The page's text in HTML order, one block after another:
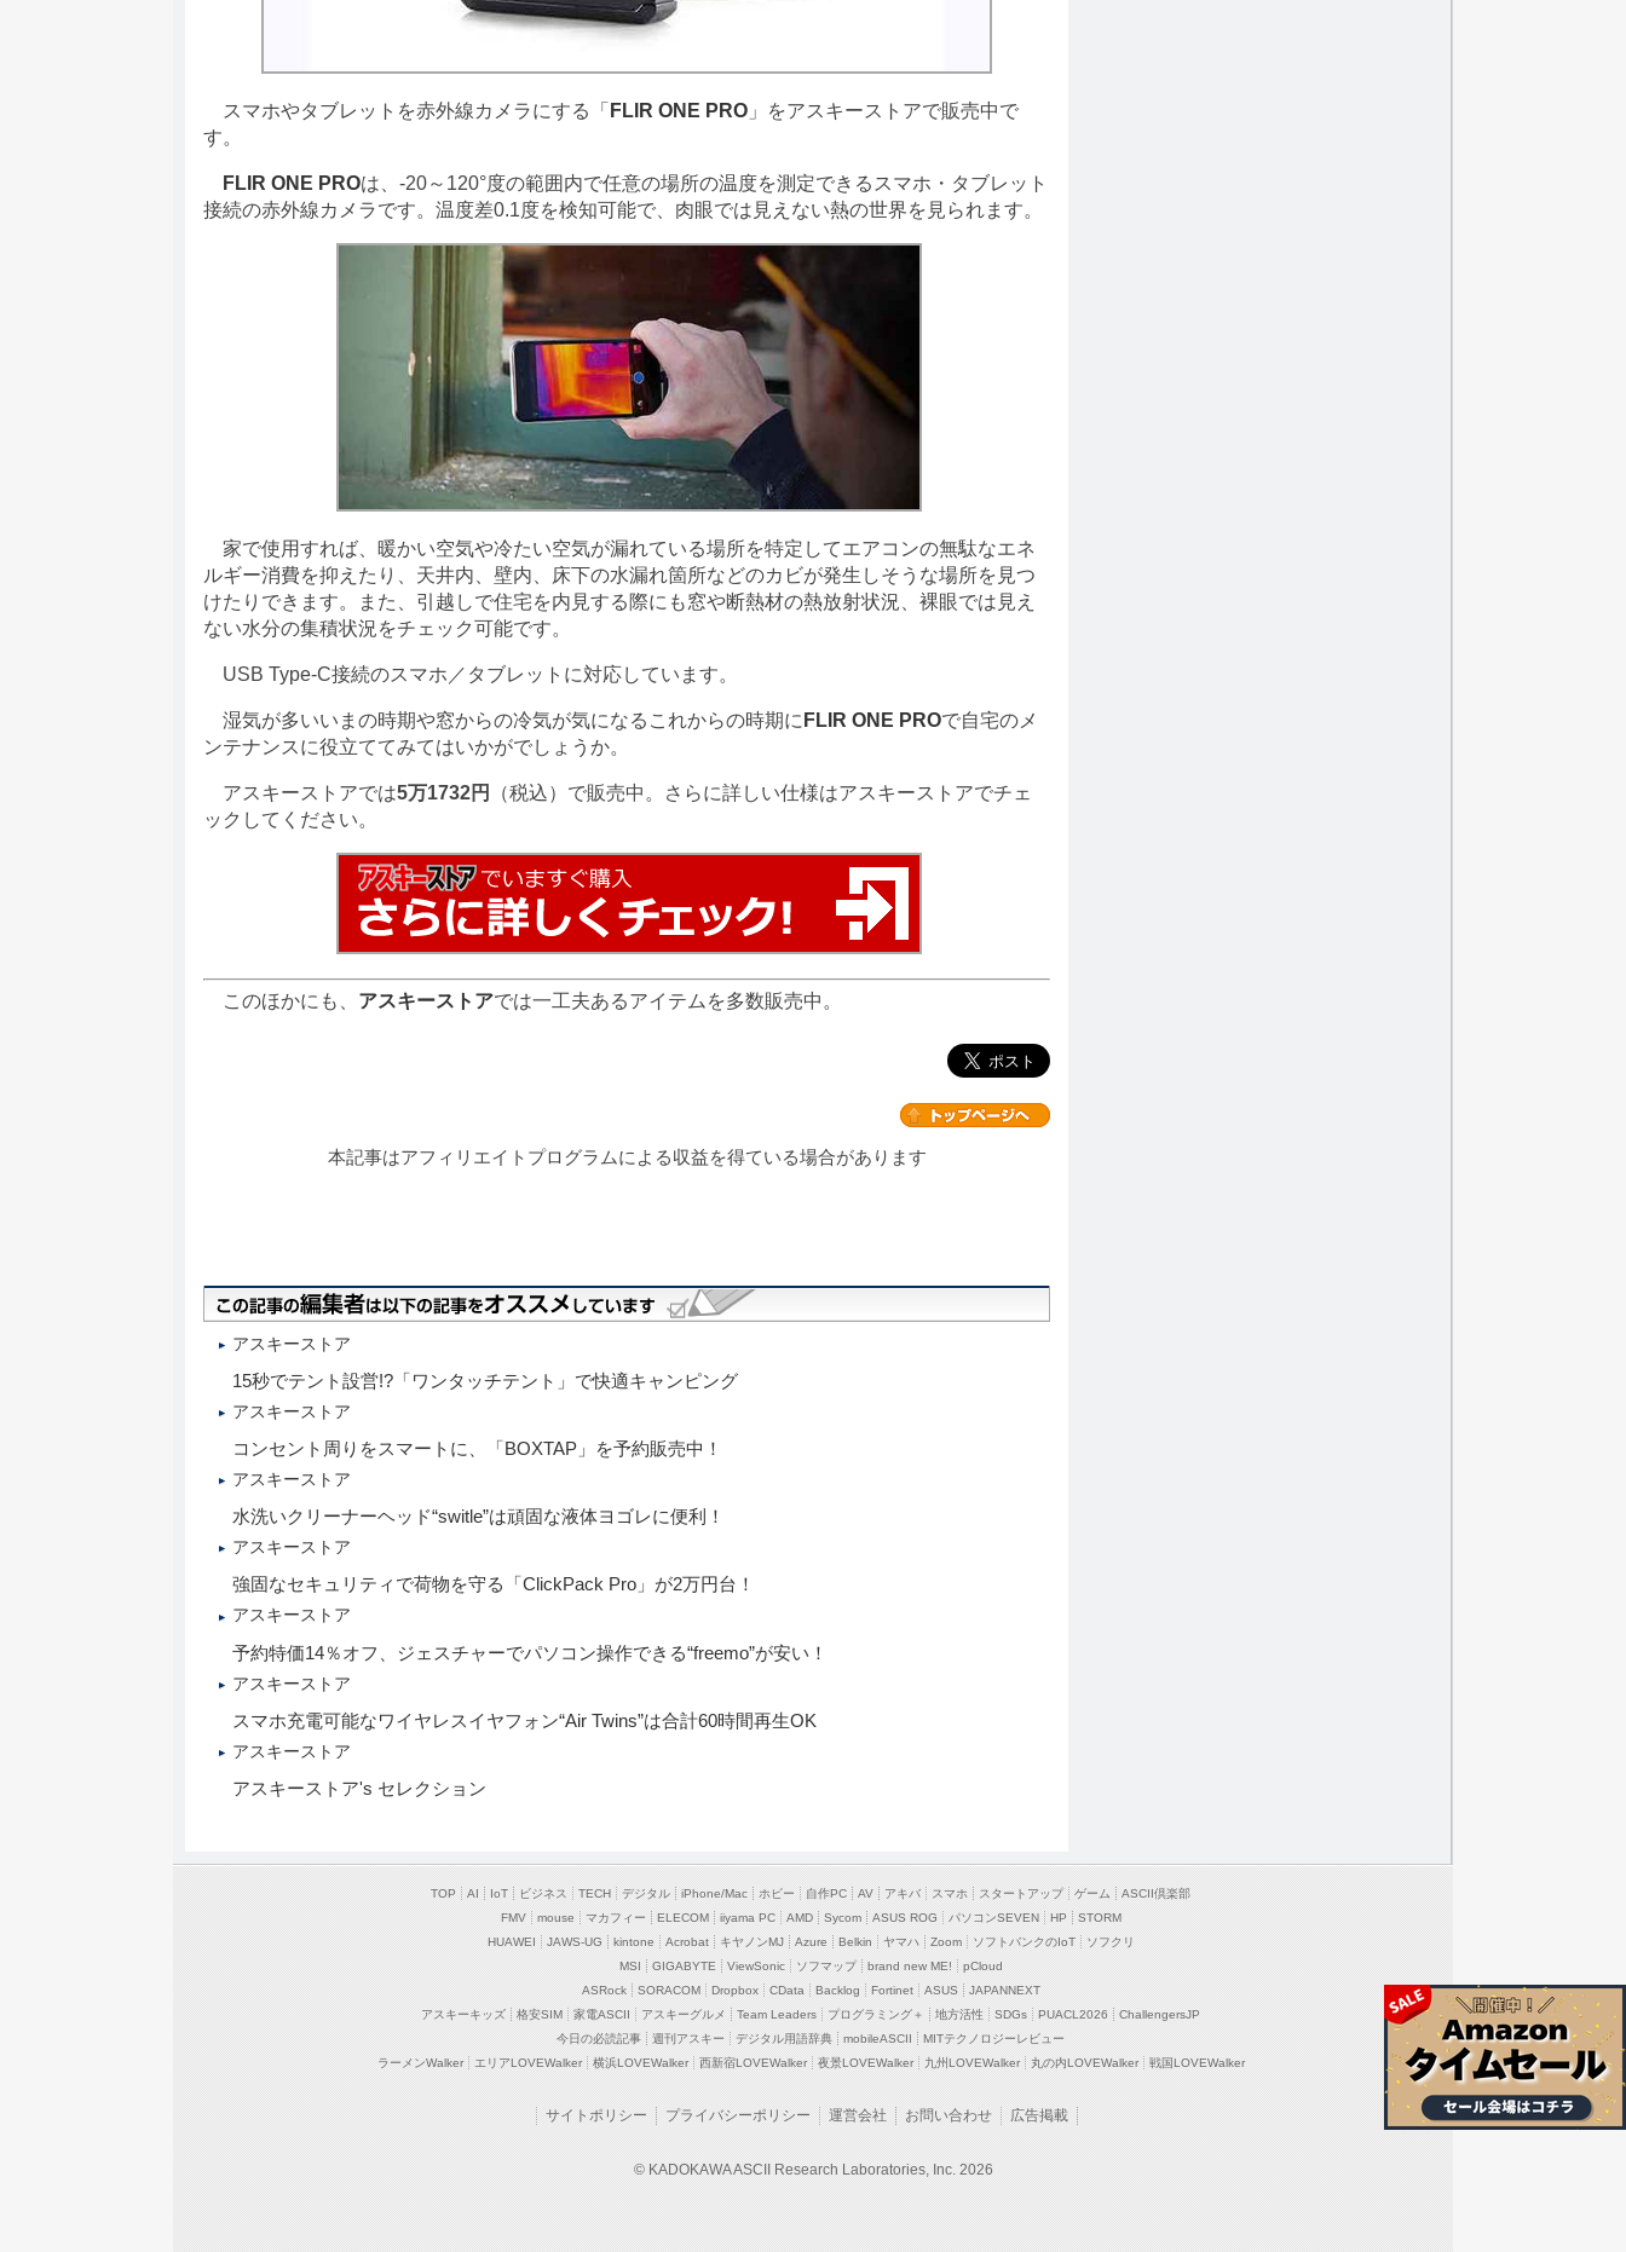
スマホやタブレットを赤外線カメラにする「 FLIR ONE PRO 」をアスキーストアで販売中で
す。
FLIR ONE PROは、-20～120°度の範囲内で任意の場所の温度を測定できるスマホ・タブレット
接続の赤外線カメラです。温度差0.1度を検知可能で、肉眼では見えない熱の世界を見られます。
家で使用すれば、暖かい空気や冷たい空気が漏れている場所を特定してエアコンの無駄なエネ
ルギー消費を抑えたり、天井内、壁内、床下の水漏れ箇所などのカビが発生しそうな場所を見つ
けたりできます。また、引越しで住宅を内見する際にも窓や断熱材の熱放射状況、裸眼では見え
ない水分の集積状況をチェック可能です。
USB Type-C接続のスマホ／タブレットに対応しています。
湿気が多いいまの時期や窓からの冷気が気になるこれからの時期に FLIR ONE PROで自宅のメ
ンテナンスに役立ててみてはいかがでしょうか。
アスキーストアでは5万1732円
（税込）で販売中。さらに詳しい仕様はアスキーストアでチェ
ックしてください。
このほかにも、 アスキーストアでは一工夫あるアイテムを多数販売中。
本記事はアフィリエイトプログラムによる収益を得ている場合があります
アスキーストア
15秒でテント設営!?「ワンタッチテント」で快適キャンピング
アスキーストア
コンセント周りをスマートに、「BOXTAP」を予約販売中！
アスキーストア
水洗いクリーナーヘッド“switle”は頑固な液体ヨゴレに便利！
アスキーストア
強固なセキュリティで荷物を守る「ClickPack Pro」が2万円台！
アスキーストア
予約特価14％オフ、ジェスチャーでパソコン操作できる“freemo”が安い！
アスキーストア
スマホ充電可能なワイヤレスイヤフォン“Air Twins”は合計60時間再生OK
アスキーストア
アスキーストア's セレクション
TOP AI IoT ビジネス TECH デジタル iPhone/Mac ホビー 自作PC AV アキバ スマホ スタートアップ ゲーム
ASCII倶楽部
FMV
mouse マカフィー ELECOM iiyama PC AMD Sycom ASUS ROG パソコンSEVEN HP
STORM
HUAWEI
JAWS-UG kintone Acrobat キヤノンMJ Azure Belkin ヤマハ Zoom ソフトバンクのIoT
ソフクリ
MSI
GIGABYTE ViewSonic ソフマップ brand new ME!
pCloud
ASRock
SORACOM Dropbox CData Backlog Fortinet ASUS
JAPANNEXT
アスキーキッズ
格安SIM 家電ASCII アスキーグルメ Team Leaders プログラミング＋ 地方活性 SDGs PUACL2026
ChallengersJP
今日の必読記事
週刊アスキー デジタル用語辞典 mobileASCII
MITテクノロジーレビュー
ラーメンWalker
エリアLOVEWalker 横浜LOVEWalker 西新宿LOVEWalker 夜景LOVEWalker 九州LOVEWalker 丸の内LOVEWalker 戦国LOVEWalker
サイトポリシー プライバシーポリシー 運営会社 お問い合わせ 広告掲載
© KADOKAWA ASCII Research Laboratories, Inc. 2026